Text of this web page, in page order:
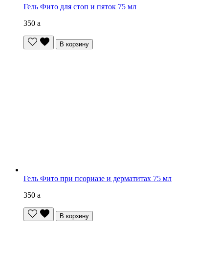
Гель Фито для стоп и пяток 75 мл
350 a
В корзину
Гель Фито при псориазе и дерматитах 75 мл
350 a
В корзину